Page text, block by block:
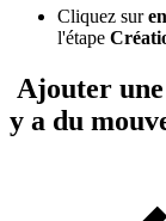
Cliquez sur
l'étape
Ajouter
y a du